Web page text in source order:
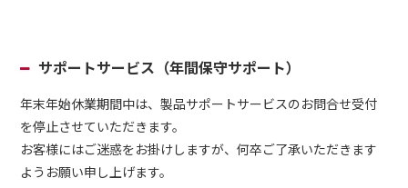
サポートサービス（年間保守サポート）
年末年始休業期間中は、製品サポートサービスのお問合せ受付
を停止させていただきます。
お客様にはご迷惑をお掛けしますが、何卒ご了承いただきます
ようお願い申し上げます。